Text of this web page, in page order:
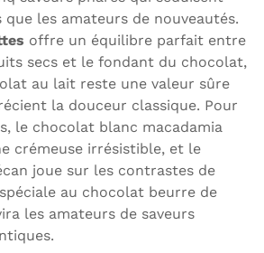
les amateurs de nouveautés.
offre un équilibre parfait entre
secs et le fondant du chocolat,
au lait reste une valeur sûre
la douceur classique. Pour
le chocolat blanc macadamia
crémeuse irrésistible, et le
joue sur les contrastes de
au chocolat beurre de
les amateurs de saveurs